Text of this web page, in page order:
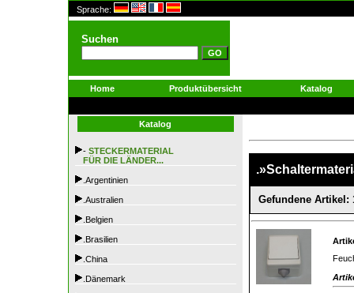
Sprache:
Suchen
Home Produktübersicht Katalog
Katalog
- STECKERMATERIAL
FÜR DIE LÄNDER...
.Argentinien
.Australien
.Belgien
.Brasilien
.China
.Dänemark
Gefundene Artikel: